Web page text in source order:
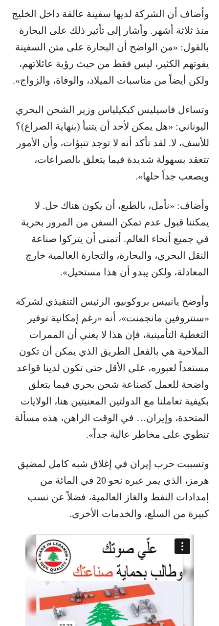
وأضاف أن الشركة لديها سفينة عالقة داخل الخليج
منذ ثلاثة أشهر. وأشار إلى تأثير ذلك على البحارة
بالقول: «من الواضح أن البحارة على متن السفينة
يفوتهم الكثير، ليس فقط من حيث رؤية عائلاتهم،
ولكن أيضاً من مناسبات الميلاد، والوفاة، والزواج».
وتساءل فاسيليس كيكيلياس وزير الشحن البحري
اليوناني: «هل يمكن لأحد أن يتنبأ (بنهاية الصراع)؟
للأسف، لا. لقد تأكد أنه لا توجد تنبؤات، وأن الأمور
تتعقد بسهولة شديدة فيما يتعلق بالصراعات،
ويصعب جداً حلها».
وأضاف: «نأمل، بالطبع، أن يكون هناك حل. لا
يمكننا قبول عدم تمكن السفن من المرور بحرية
في جميع أنحاء العالم. أتمنى أن يتركوا صناعة
النقل البحري، والبحارة، والتجارة العالمية خارج
المعادلة، ولكن يبدو أن هذا مستحيل».
وأوضح يانييس بروكوبيو، الرئيس التنفيذي لشركة
«سنتروفين مانجمنت»، أنه «رغم إمكانية توفير
التغطية التأمينية، فإن هذا لا يعني أن الممرات
الملاحية هي بالفعل الطريق الذي يمكن أن تكون
مستعداً لعبوره، على الأقل حتى تكون لدينا قواعد
واضحة للعمل كصناعة شحن بحري فيما يتعلق
بكيفية تعاملنا مع الدولتين المعنيتين هنا، الولايات
المتحدة، وإيران… في الوقت الراهن، هذه مسألة
تنطوي على مخاطر عالية جداً».
وتسببت حرب إيران في إغلاق شبه كامل لمضيق
هرمز، الذي يمر عبره نحو 20 في المائة من
إمدادات النفط والغاز العالمية، فضلاً عن نسب
كبيرة من السلع، والخدمات الأخرى.